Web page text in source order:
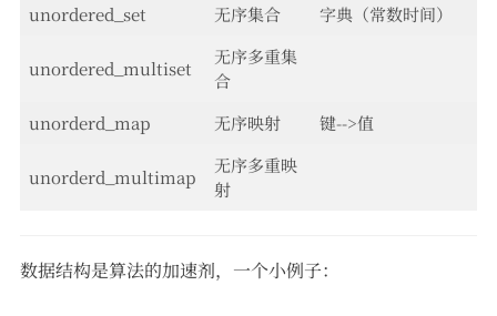
unordered_set
无序集合 字典（常数时间）
unordered_multiset
无序多重集
合
unorderd_map
无序映射 键-->值
unorderd_multimap
无序多重映
射
数据结构是算法的加速剂，一个小例子：